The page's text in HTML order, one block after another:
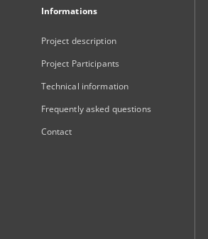
Informations
Project description
Project Participants
Technical information
Frequently asked questions
Contact